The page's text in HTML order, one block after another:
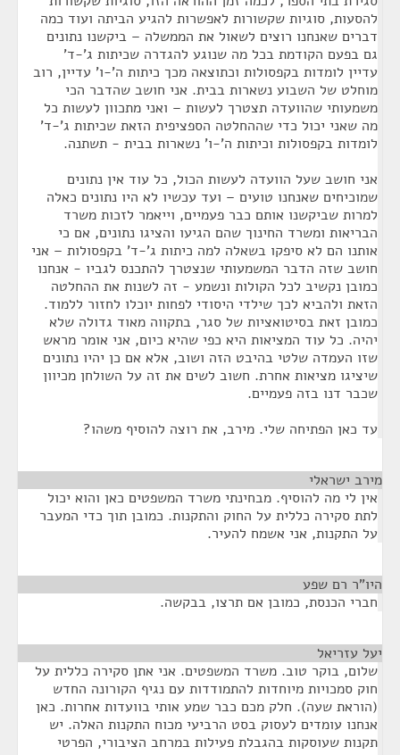
להסעות, סוגיות שקשורות לאפשרות להגיע הביתה ועוד כמה
דברים שאנחנו רוצים לשאול את הממשלה – ביקשנו נתונים
גם בפעם הקודמת בכל מה שנוגע להגדרה שכיתות ג'-ד'
עדיין לומדות בקפסולות וכתוצאה מכך כיתות ה'-ו' עדיין, רוב
מוחלט של השבוע נשארות בבית. אני חושב שהדבר הכי
משמעותי שהוועדה תצטרך לעשות – ואני מתכוון לעשות כל
מה שאני יכול כדי שההחלטה הספציפית הזאת שכיתות ג'-ד'
לומדות בקפסולות וכיתות ה'-ו' נשארות בבית - תשתנה.
אני חושב שעל הוועדה לעשות הכול, כל עוד אין נתונים
שמוכיחים שאנחנו טועים – ועד עכשיו לא היו נתונים כאלה
למרות שביקשנו אותם כבר פעמיים, וייאמר לזכות משרד
הבריאות ומשרד החינוך שהם הגיעו והציגו נתונים, אם כי
אותנו הם לא סיפקו בשאלה למה כיתות ג'-ד' בקפסולות – אני
חושב שזה הדבר המשמעותי שנצטרך להתכנס לגביו - אנחנו
כמובן נקשיב לכל הקולות ונשמע - זה לשנות את ההחלטה
הזאת ולהביא לכך שילדי היסודי לפחות יוכלו לחזור ללמוד.
כמובן זאת בסיטואציות של סגר, בתקווה מאוד גדולה שלא
יהיה. כל עוד המציאות היא כפי שהיא כיום, אני אומר מראש
שזו העמדה שלטי בהיבט הזה ושוב, אלא אם כן יהיו נתונים
שיציגו מציאות אחרת. חשוב לשים את זה על השולחן מכיוון
שכבר דנו בזה פעמיים.
עד כאן הפתיחה שלי. מירב, את רוצה להוסיף משהו?
מירב ישראלי
אין לי מה להוסיף. מבחינתי משרד המשפטים כאן והוא יכול
לתת סקירה כללית על החוק והתקנות. כמובן תוך כדי המעבר
על התקנות, אני אשמח להעיר.
היו"ר רם שפע
חברי הכנסת, כמובן אם תרצו, בבקשה.
יעל עזריאל
שלום, בוקר טוב. משרד המשפטים. אני אתן סקירה כללית על
חוק סמכויות מיוחדות להתמודדות עם נגיף הקורונה החדש
(הוראת שעה). חלק מכם כבר שמע אותי בוועדות אחרות. כאן
אנחנו עומדים לעסוק בסט הרביעי מכוח התקנות האלה. יש
תקנות שעוסקות בהגבלת פעילות במרחב הציבורי, הפרטי